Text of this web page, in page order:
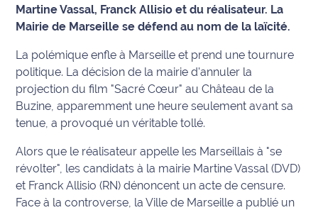
Environnement
Info
route
Justice
Loisirs
Météo
Politique
Martine Vassal, Franck Allisio et du réalisateur. La
Mairie de Marseille se défend au nom de la laïcité.
La polémique enfle à Marseille et prend une tournure
politique. La décision de la mairie d'annuler la
projection du film "Sacré Cœur" au Château de la
Buzine, apparemment une heure seulement avant sa
tenue, a provoqué un véritable tollé.
Alors que le réalisateur appelle les Marseillais à "se
révolter", les candidats à la mairie Martine Vassal (DVD)
et Franck Allisio (RN) dénoncent un acte de censure.
Face à la controverse, la Ville de Marseille a publié un